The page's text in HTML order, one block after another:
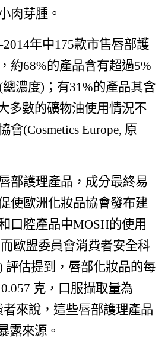
肉芽腫。
年中175款市售唇部護
約68%的產品含有超過5%
總濃度)；有31%的產品其含
多數的礦物油使用情況不
會(Cosmetics Europe, 原
部護理產品，成分最終易
使歐洲化妝品協會發布建
口腔產品中MOSH的使用
歐盟委員會消費者安全科
評估提到，唇部化妝品的每
克，口服攝取量為
者來說，這些唇部護理產品
露來源。